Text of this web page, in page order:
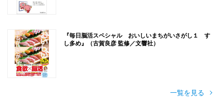
『毎日脳活スペシャル おいしいまちがいさがし１ す
し多め』（古賀良彦 監修／文響社）
一覧を見る